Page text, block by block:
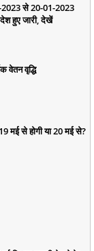
2023 से 20-01-2023
हुए जारी, देखें
वेतन वृद्धि
मई से होगी या 20 मई से?